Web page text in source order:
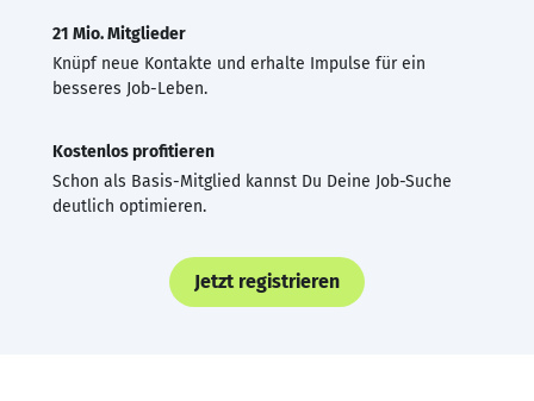
21 Mio. Mitglieder
Knüpf neue Kontakte und erhalte Impulse für ein
besseres Job-Leben.
Kostenlos profitieren
Schon als Basis-Mitglied kannst Du Deine Job-Suche
deutlich optimieren.
Jetzt registrieren